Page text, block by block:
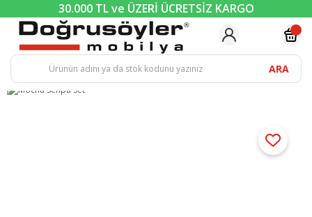
30.000 TL ve ÜZERİ ÜCRETSİZ KARGO
ARA